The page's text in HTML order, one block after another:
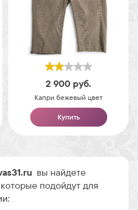
2 900 руб.
Капри бежевый цвет
Купить
вы найдете
подойдут для